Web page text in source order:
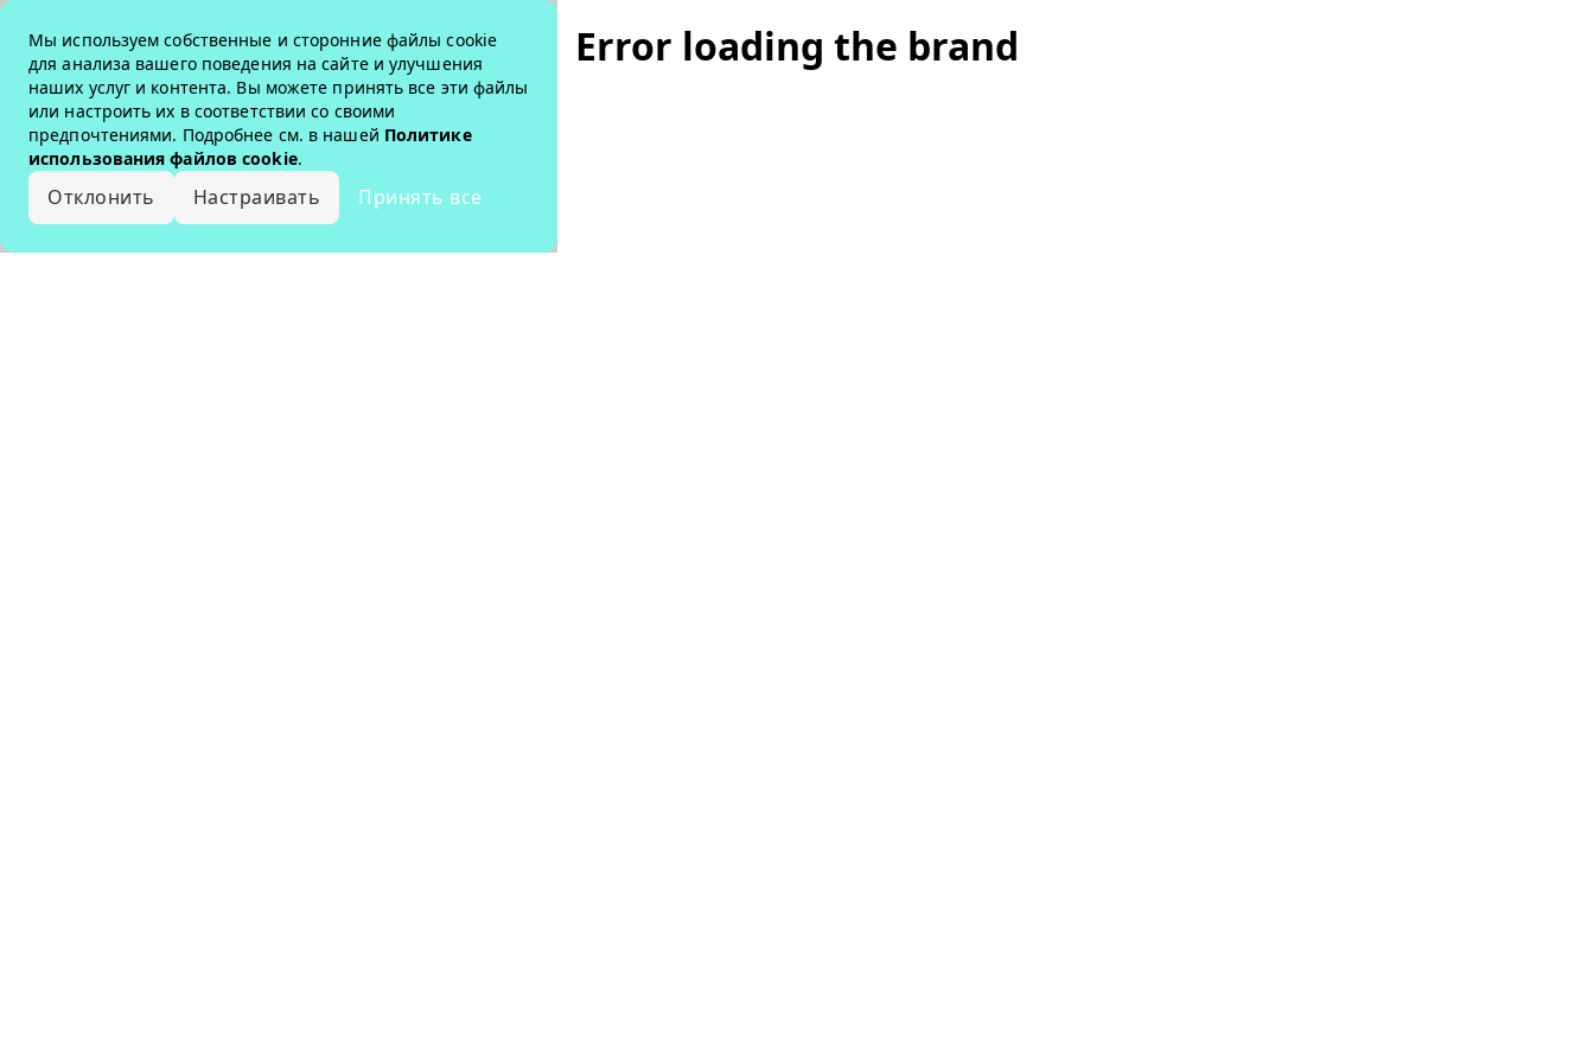
Мы используем собственные и сторонние файлы cookie
для анализа вашего поведения на сайте и улучшения
наших услуг и контента. Вы можете принять все эти файлы
или настроить их в соответствии со своими
предпочтениями. Подробнее см. в нашей Политике
использования файлов cookie.
Отклонить Настраивать Принять все
Error loading the brand